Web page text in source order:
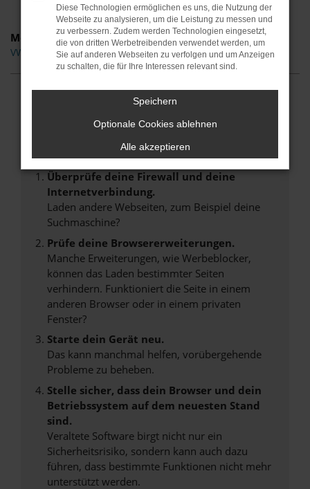
Modelle
VW Crafter Tageszulassung Minden
Fehler: Network Error
Hier sind ein paar Tipps, die dir helfen können:
Überprüfe deine Firewall und deine
Internetverbindung.
Laden andere Webseiten, zum Beispiel deine
Suchmaschine?
Prüfe deine Browsererweiterungen.
Manche Erweiterungen, wie Werbeblocker,
können das Laden bestimmter Seiten
verhindern. Funktioniert die Seite in einem
anderen Browser oder in einem privaten
Fenster?
Starte dein Gerät neu.
Das kann manchmal helfen, vorübergehende
Probleme zu beheben.
Stelle sicher, dass dein Browser und dein
Betriebssystem auf dem neuesten Stand
sind.
Veraltete Software birgt nicht nur ein
Sicherheitsrisiko, sondern kann auch dazu
führen, dass bestimmte Funktionen nicht mehr
unterstützt werden.
Diese Technologien ermöglichen es uns, die Nutzung der
Webseite zu analysieren, um die Leistung zu messen und
zu verbessern. Zudem werden Technologien eingesetzt,
die von dritten Werbetreibenden verwendet werden, um
Sie auf anderen Webseiten zu verfolgen und um Anzeigen
zu schalten, die für Ihre Interessen relevant sind.
Speichern
Optionale Cookies ablehnen
Alle akzeptieren